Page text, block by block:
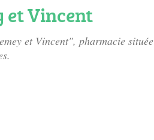
et Vincent
et Vincent", pharmacie située